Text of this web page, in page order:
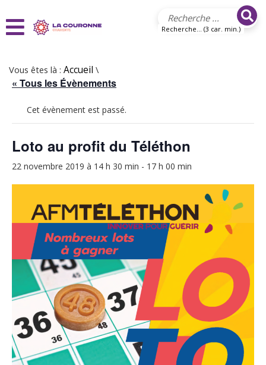
Recherche... (3 car. min.)
Vous êtes là : Accueil \
« Tous les Évènements
Cet évènement est passé.
Loto au profit du Téléthon
22 novembre 2019 à 14 h 30 min - 17 h 00 min